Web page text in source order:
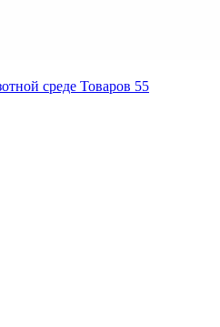
среде Товаров 55